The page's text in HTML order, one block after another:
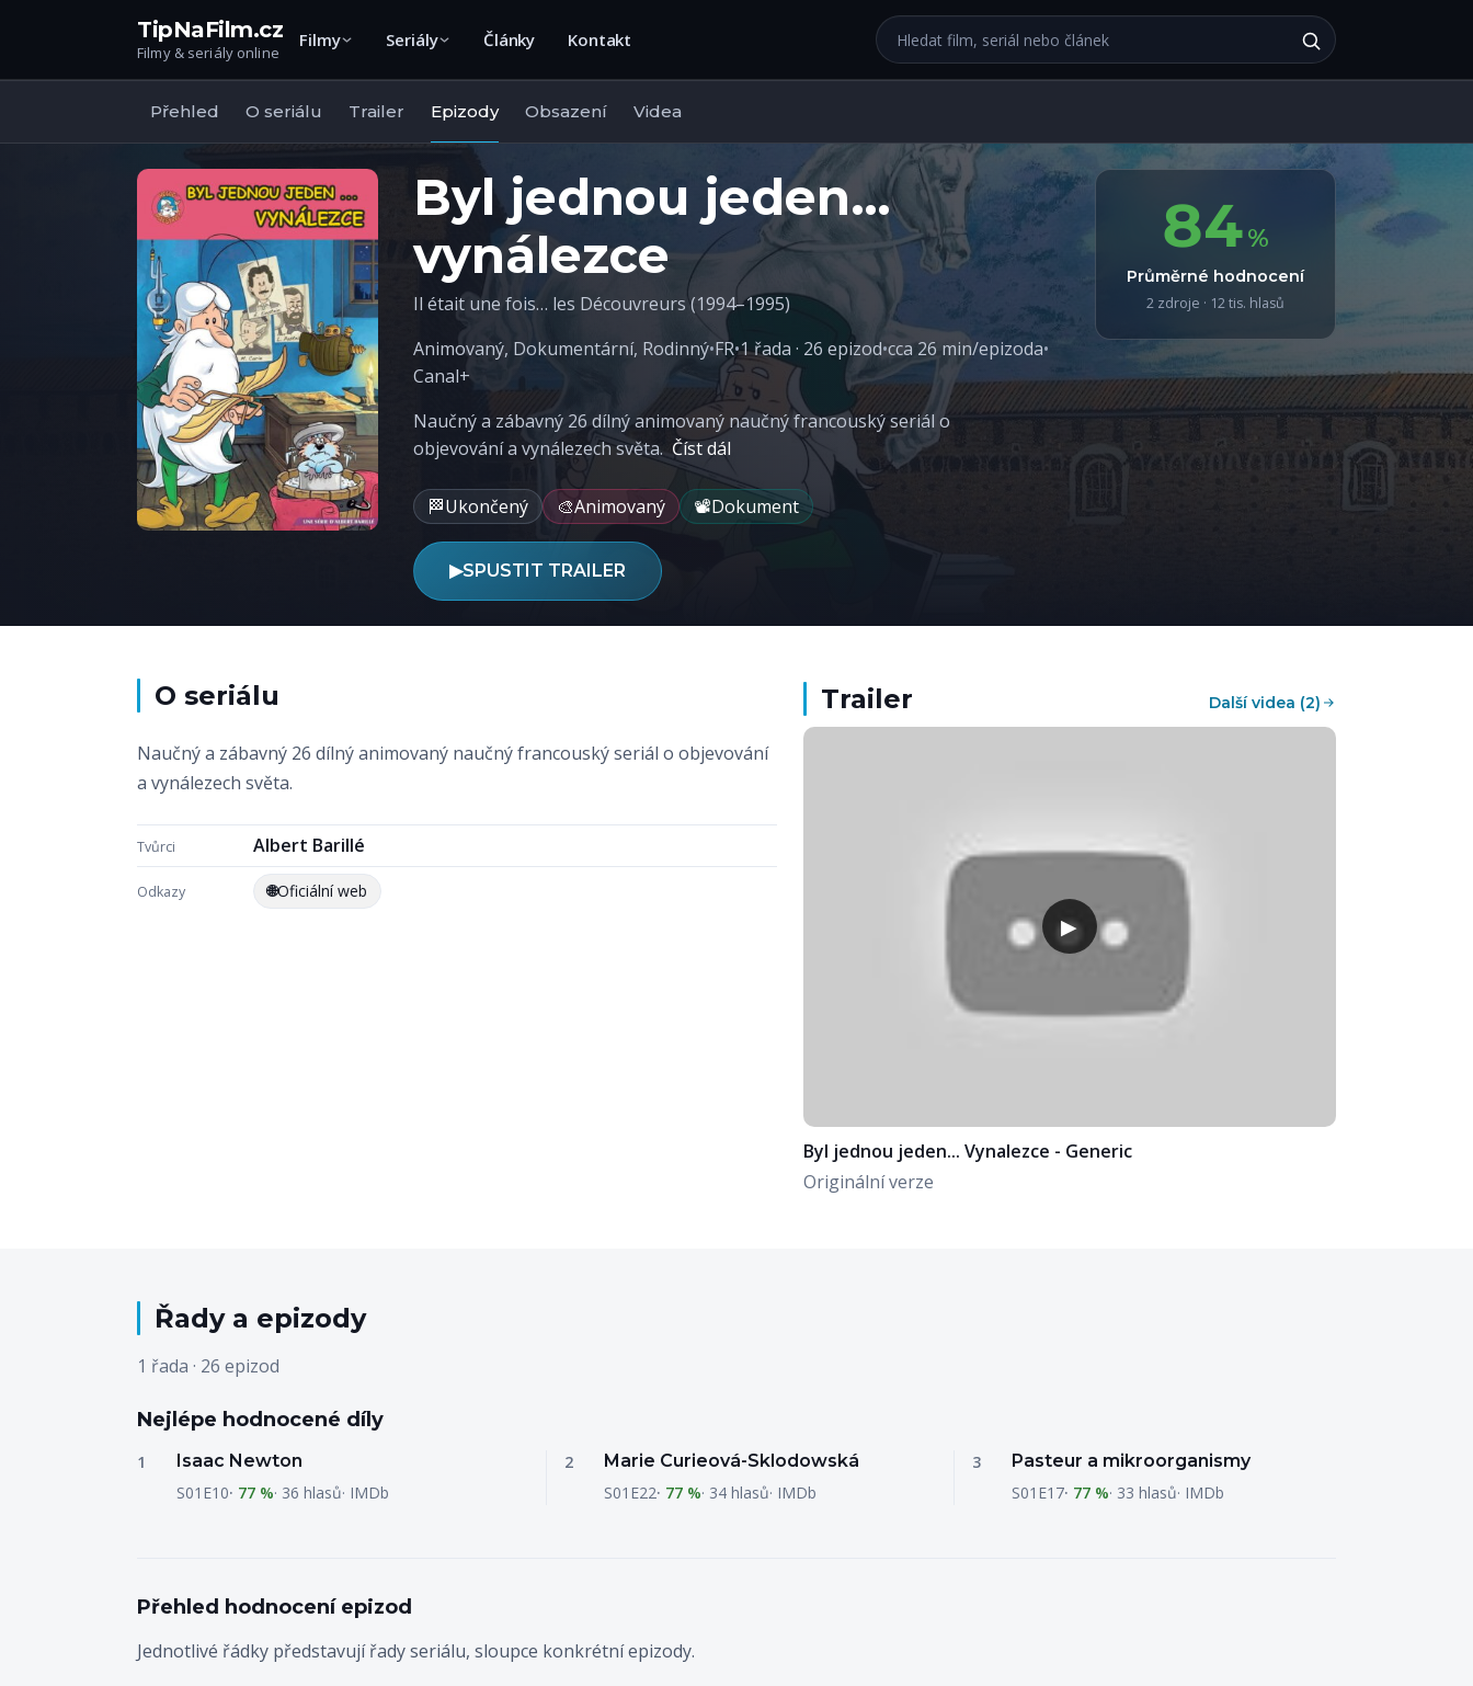
TipNaFilm.cz
Filmy & seriály online
Filmy Seriály Články Kontakt Hledat na webu
Přehled O seriálu Trailer Epizody Obsazení Videa
Byl jednou jeden…
vynálezce
Il était une fois… les Découvreurs (1994–1995)
Animovaný, Dokumentární, Rodinný•FR•1 řada · 26 epizod•cca 26 min/epizoda•
Canal+
Naučný a zábavný 26 dílný animovaný naučný francouský seriál o
objevování a vynálezech světa. Číst dál
🏁Ukončený 🎨Animovaný 📽️Dokument
▶SPUSTIT TRAILER
84%
Průměrné hodnocení
2 zdroje · 12 tis. hlasů
O seriálu
Naučný a zábavný 26 dílný animovaný naučný francouský seriál o objevování
a vynálezech světa.
Tvůrci Albert Barillé
Odkazy 🌐Oficiální web
Trailer Další videa (2)
▶
Byl jednou jeden... Vynalezce - Generic
Originální verze
Řady a epizody
1 řada · 26 epizod
Nejlépe hodnocené díly
1
Isaac Newton
S01E10 77 % 36 hlasů IMDb
2
Marie Curieová-Sklodowská
S01E22 77 % 34 hlasů IMDb
3
Pasteur a mikroorganismy
S01E17 77 % 33 hlasů IMDb
Přehled hodnocení epizod
Jednotlivé řádky představují řady seriálu, sloupce konkrétní epizody.